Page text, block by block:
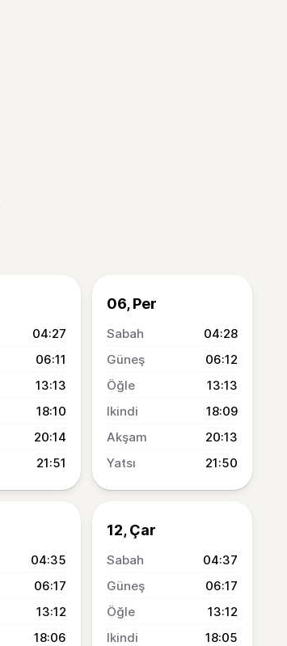
04:27
06:11
13:13
18:10
20:14
21:51
06, Per
04:28
06:12
13:13
18:09
20:13
21:50
04:35
06:17
13:12
18:06
12, Çar
04:37
06:17
13:12
18:05